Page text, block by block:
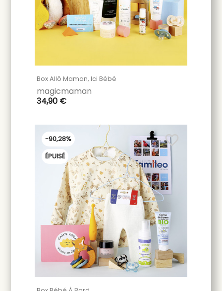
Box Allô Maman, Ici Bébé
magicmaman
34,90 €
-90,28%
ÉPUISÉ
favorite_border